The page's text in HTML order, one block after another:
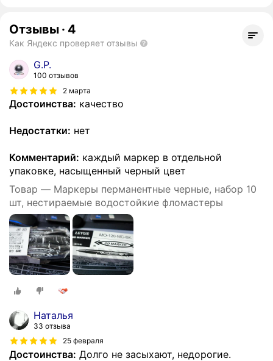
Отзывы · 4
Как Яндекс проверяет отзывы
G.P.
100 отзывов
2 марта
Достоинства: качество
Недостатки: нет
Комментарий: каждый маркер в отдельной
упаковке, насыщенный черный цвет
Товар — Маркеры перманентные черные, набор 10
шт, нестираемые водостойкие фломастеры
Наталья
33 отзыва
25 февраля
Достоинства: Долго не засыхают, недорогие.